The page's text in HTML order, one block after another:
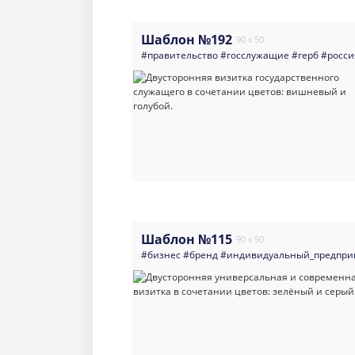
Шаблон №192 90 x 50
#правительство#госслужащие #герб
Шаблон №115 90 x 50
#бизнес#бренд